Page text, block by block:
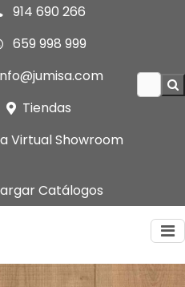
914 690 266
659 998 999
Tiendas
Virtual Showroom
Catálogos